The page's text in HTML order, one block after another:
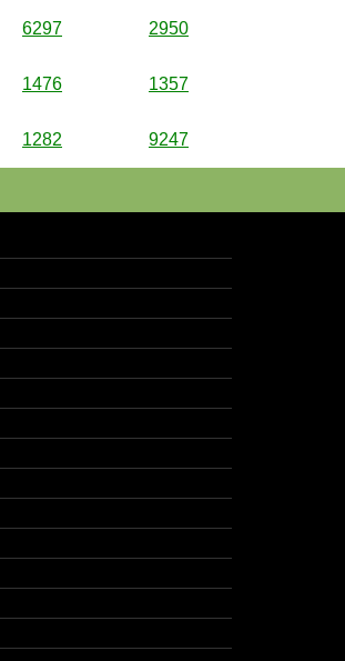
6297 2950
1476 1357
1282 9247